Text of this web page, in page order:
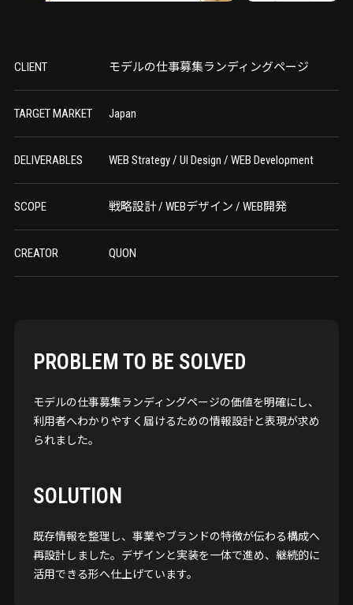
CLIENT モデルの仕事募集ランディングページ
TARGET MARKET Japan
DELIVERABLES WEB Strategy / UI Design / WEB Development
SCOPE 戦略設計 / WEBデザイン / WEB開発
CREATOR QUON
PROBLEM TO BE SOLVED
モデルの仕事募集ランディングページの価値を明確にし、
利用者へわかりやすく届けるための情報設計と表現が求め
られました。
SOLUTION
既存情報を整理し、事業やブランドの特徴が伝わる構成へ
再設計しました。デザインと実装を一体で進め、継続的に
活用できる形へ仕上げています。